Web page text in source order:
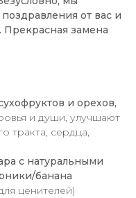
от вас и
Прекрасная замена
и орехов,
и души, улучшают
тракта, сердца,
с натуральными
банана
ценителей)